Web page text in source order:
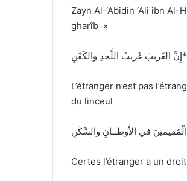
Zayn Al-‘Abidîn ‘Ali ibn
gharîb »
الغَريبَ غَريبُ اللَّحدِ والكَفَنِ
L’étranger n’est pas
du linceul
في الأَوطــانِ والسَّكَنِ
Certes l’étranger a un